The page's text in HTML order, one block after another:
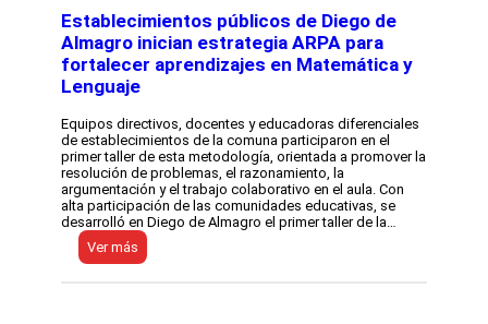
a
D
A
o
r
t
a
l
e
c
e
l
Establecimientos públicos de Diego de
Almagro inician estrategia ARPA para
fortalecer aprendizajes en Matemática y
Lenguaje
Equipos directivos, docentes y educadoras diferenciales
de establecimientos de la comuna participaron en el
primer taller de esta metodología, orientada a promover la
resolución de problemas, el razonamiento, la
argumentación y el trabajo colaborativo en el aula. Con
alta participación de las comunidades educativas, se
desarrolló en Diego de Almagro el primer taller de la…
Ver más
E